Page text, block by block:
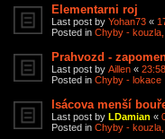
Elementarni roj
Last post by Yohan73 «
Posted in Chyby - kouzla,
Prahvozd -
Last post by Aillen «
Posted in Chyby - lokace
Isácova menší
Last post by LDamian «
Posted in Chyby - kouzla,